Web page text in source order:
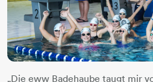
„Die eww Badehaube taugt mir